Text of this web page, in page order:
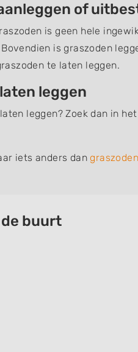
of
is geen hele
is graszoden
te laten leggen.
leggen
leggen? Zoek dan in
iets anders dan
buurt